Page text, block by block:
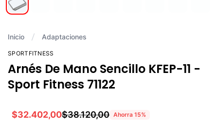
Inicio Adaptaciones
SPORTFITNESS
Arnés De Mano Sencillo KFEP-11 -
Sport Fitness 71122
$32.402,00$38.120,00 Ahorra 15%